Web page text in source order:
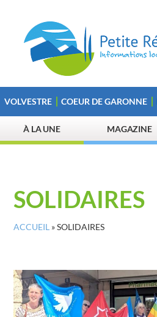
VOLVESTRE COEUR DE GARONNE
À LA UNE MAGAZINE
SOLIDAIRES
ACCUEIL »SOLIDAIRES